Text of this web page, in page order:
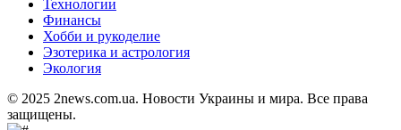
Технологии
Финансы
Хобби и рукоделие
Эзотерика и астрология
Экология
© 2025 2news.com.ua. Новости Украины и мира. Все права
защищены.